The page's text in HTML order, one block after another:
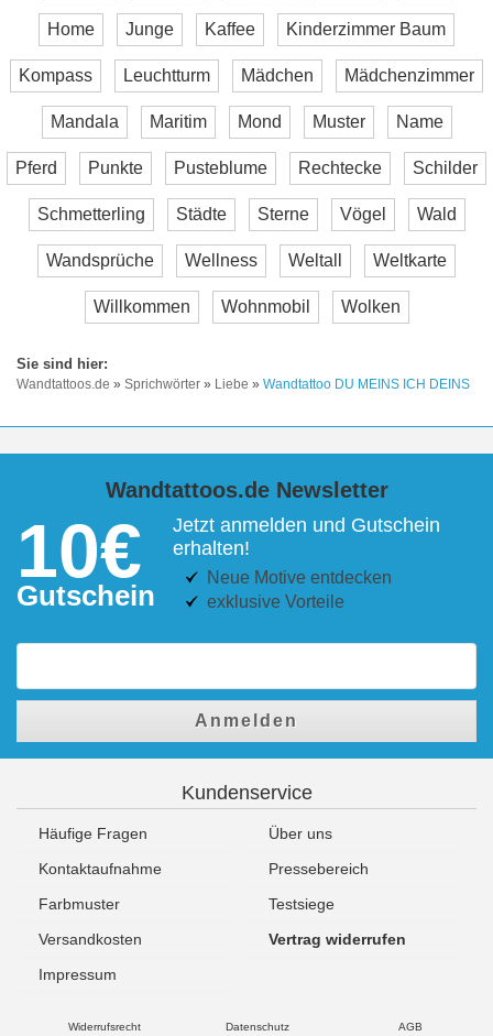
Home Junge Kaffee Kinderzimmer Baum
Kompass Leuchtturm Mädchen Mädchenzimmer
Mandala Maritim Mond Muster Name
Pferd Punkte Pusteblume Rechtecke Schilder
Schmetterling Städte Sterne Vögel Wald
Wandsprüche Wellness Weltall Weltkarte
Willkommen Wohnmobil Wolken
Wandtattoos.de » Sprichwörter » Liebe » Wandtattoo DU MEINS ICH DEINS
Wandtattoos.de Newsletter
10€
Gutschein
Jetzt anmelden und Gutschein
erhalten!
Neue Motive entdecken
exklusive Vorteile
Anmelden
Kundenservice
Häufige Fragen
Über uns
Kontaktaufnahme
Pressebereich
Farbmuster
Testsiege
Versandkosten
Vertrag widerrufen
Impressum
Widerrufsrecht Datenschutz AGB